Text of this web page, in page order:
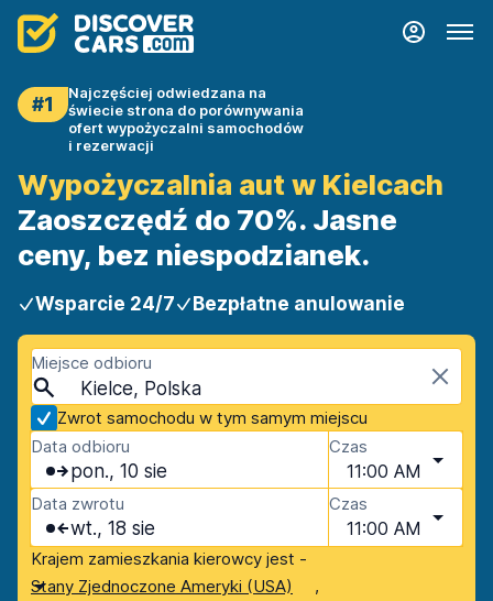
#1
Najczęściej odwiedzana na
świecie strona do porównywania
ofert wypożyczalni samochodów
i rezerwacji
Wypożyczalnia aut w Kielcach
Zaoszczędź do 70%. Jasne
ceny, bez niespodzianek.
Wsparcie 24/7 Bezpłatne anulowanie
Miejsce odbioru
Kielce, Polska
Zwrot samochodu w tym samym miejscu
Data odbioru
pon., 10 sie
Czas
11:00 AM
Data zwrotu
wt., 18 sie
Czas
11:00 AM
Krajem zamieszkania kierowcy jest -
Stany Zjednoczone Ameryki (USA)
,